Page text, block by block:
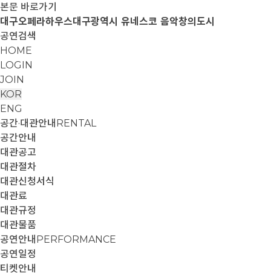
본문 바로가기
대구오페라하우스대구광역시 유네스코 음악창의도시
공연검색
HOME
LOGIN
JOIN
KOR
ENG
공간·대관안내 RENTAL
공간안내
대관공고
대관절차
대관신청서식
대관료
대관규정
대관물품
공연안내 PERFORMANCE
공연일정
티켓안내